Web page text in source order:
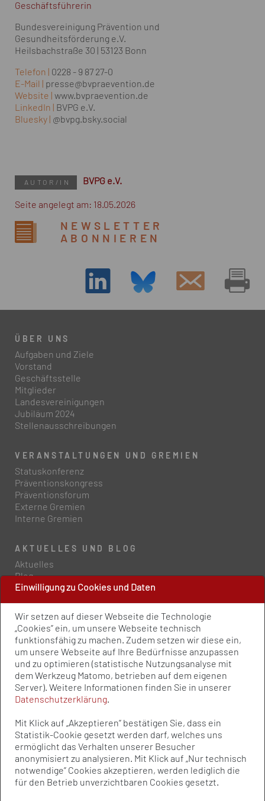
Einwilligung zu Cookies und Daten
Wir setzen auf dieser Webseite die Technologie
„Cookies” ein, um unsere Webseite technisch
funktionsfähig zu machen. Zudem setzen wir diese ein,
um unsere Webseite auf Ihre Bedürfnisse anzupassen
und zu optimieren (statistische Nutzungsanalyse mit
dem Werkzeug Matomo, betrieben auf dem eigenen
Server). Weitere Informationen finden Sie in unserer
Datenschutzerklärung.
Mit Klick auf „Akzeptieren” bestätigen Sie, dass ein
Statistik-Cookie gesetzt werden darf, welches uns
ermöglicht das Verhalten unserer Besucher
anonymisiert zu analysieren. Mit Klick auf „Nur technisch
notwendige” Cookies akzeptieren, werden lediglich die
für den Betrieb unverzichtbaren Cookies gesetzt.
Geschäftsführerin
Bundesvereinigung Prävention und
Gesundheitsförderung e.V.
Heilsbachstraße 30 | 53123 Bonn
Telefon | 0228 - 9 87 27-0
E-Mail | presse@bvpraevention.de
Website | www.bvpraevention.de
LinkedIn |
BVPG e.V.
Bluesky | @bvpg.bsky.social
AUTOR/IN BVPG e.V.
Seite angelegt am: 18.05.2026
NEWSLETTER
ABONNIEREN
ÜBER UNS
Aufgaben und Ziele
Vorstand
Geschäftsstelle
Mitglieder
Landesvereinigungen
Jubiläum 2024
Stellenausschreibungen
VERANSTALTUNGEN UND GREMIEN
Statuskonferenz
Präventionskongress
Präventionsforum
Externe Gremien
Interne Gremien
AKTUELLES UND BLOG
Aktuelles
Blog
PRESSE UND PUBLIKATIONEN
Policy Paper
Pressemitteilungen
Publikationen
Newsletter
Kontakt
Impressum
Qualitätsstandards
Sitemap
© Bundesvereinigung Prävention und